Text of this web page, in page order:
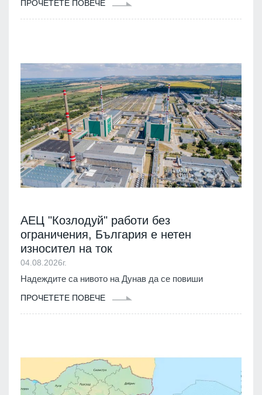
ПРОЧЕТЕТЕ ПОВЕЧЕ
АЕЦ "Козлодуй" работи без
ограничения, България е нетен
износител на ток
04.08.2026г.
Надеждите са нивото на Дунав да се повиши
ПРОЧЕТЕТЕ ПОВЕЧЕ